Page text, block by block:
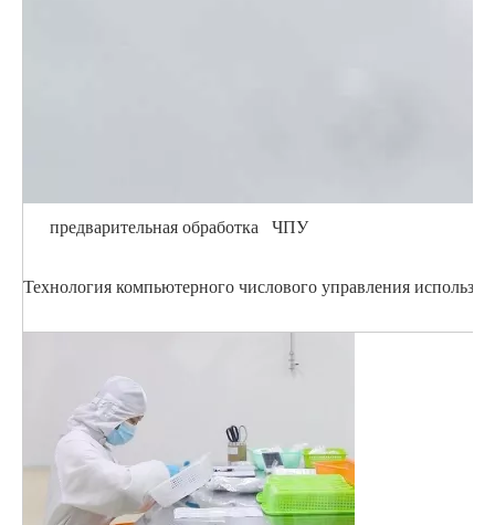
предварительная обработка ЧПУ
Технология компьютерного числового управления